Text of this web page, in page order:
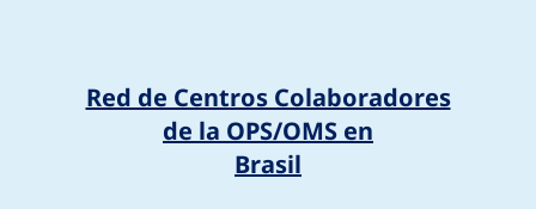
Red de Centros Colaboradores
de la OPS/OMS en
Brasil